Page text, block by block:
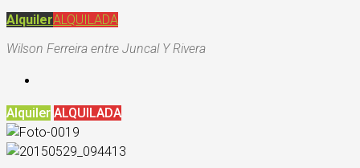
AlquilerALQUILADA
Wilson Ferreira entre Juncal Y Rivera
Alquiler ALQUILADA